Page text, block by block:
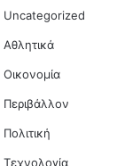
Uncategorized
Αθλητικά
Οικονομία
Περιβάλλον
Πολιτική
Τεχνολογία